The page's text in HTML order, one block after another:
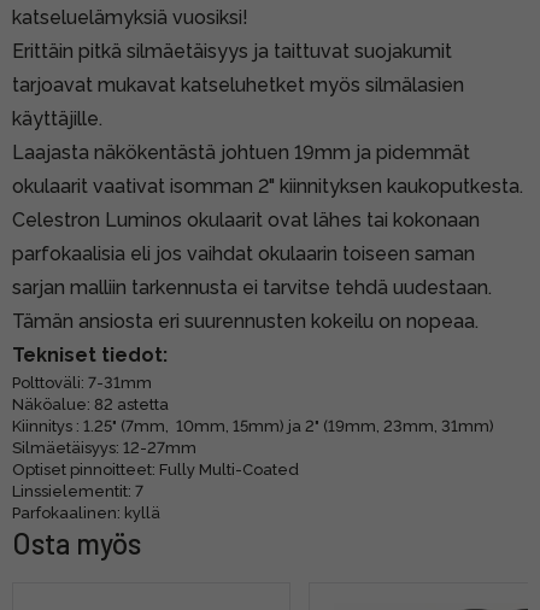
katseluelämyksiä vuosiksi!
Erittäin pitkä silmäetäisyys ja taittuvat suojakumit
tarjoavat mukavat katseluhetket myös silmälasien
käyttäjille.
Laajasta näkökentästä johtuen 19mm ja pidemmät
okulaarit vaativat isomman 2" kiinnityksen kaukoputkesta.
Celestron Luminos okulaarit ovat lähes tai kokonaan
parfokaalisia eli jos vaihdat okulaarin toiseen saman
sarjan malliin tarkennusta ei tarvitse tehdä uudestaan.
Tämän ansiosta eri suurennusten kokeilu on nopeaa.
Tekniset tiedot:
Polttoväli: 7-31mm
Näköalue: 82 astetta
Kiinnitys : 1.25" (7mm, 10mm, 15mm) ja 2" (19mm, 23mm, 31mm)
Silmäetäisyys: 12-27mm
Optiset pinnoitteet: Fully Multi-Coated
Linssielementit: 7
Parfokaalinen: kyllä
Osta myös